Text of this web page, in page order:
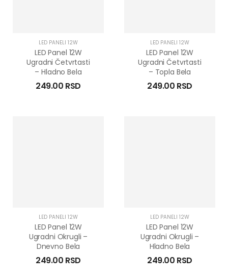
LED PANELI 12W
LED Panel 12W
Ugradni Četvrtasti
– Hladno Bela
249.00 RSD
LED PANELI 12W
LED Panel 12W
Ugradni Četvrtasti
– Topla Bela
249.00 RSD
LED PANELI 12W
LED Panel 12W
Ugradni Okrugli –
Dnevno Bela
249.00 RSD
LED PANELI 12W
LED Panel 12W
Ugradni Okrugli –
Hladno Bela
249.00 RSD